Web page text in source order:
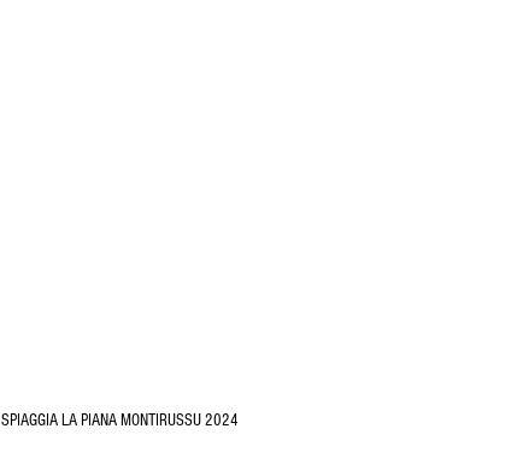
SPIAGGIA LA PIANA MONTIRUSSU 2024